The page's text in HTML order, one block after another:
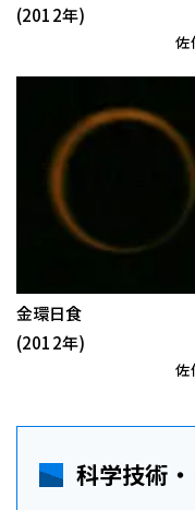
(2012年)
佐
金環日食
(2012年)
佐
科学技術